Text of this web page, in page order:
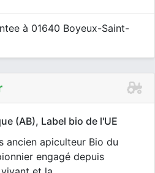
à 01640 Boyeux-Saint-
(AB), Label bio de l'UE
ancien apiculteur Bio du
engagé depuis